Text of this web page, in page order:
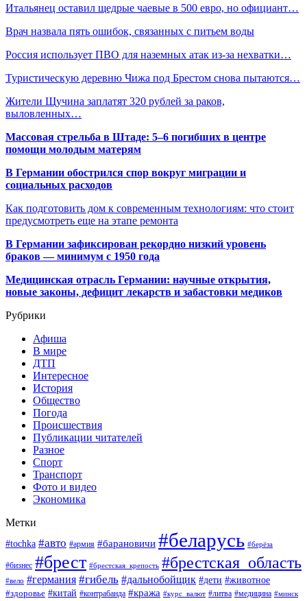
Итальянец оставил щедрые чаевые в 500 евро, но официант…
Врач назвала пять ошибок, связанных с питьем воды
Россия использует ПВО для наземных атак из-за нехватки…
Туристическую деревню Чижа под Брестом снова пытаются…
Жители Щучина заплатят 320 рублей за раков,
выловленных…
Массовая стрельба в Штаде: 5–6 погибших в центре
помощи молодым матерям
В Германии обострился спор вокруг миграции и
социальных расходов
Как подготовить дом к современным технологиям: что стоит
предусмотреть еще на этапе ремонта
В Германии зафиксирован рекордно низкий уровень
браков — минимум с 1950 года
Медицинская отрасль Германии: научные открытия,
новые законы, дефицит лекарств и забастовки медиков
Рубрики
Афиша
В мире
ДТП
Интересное
История
Общество
Погода
Происшествия
Публикации читателей
Разное
Спорт
Транспорт
Фото и видео
Экономика
Метки
#tochka #авто #армия #барановичи #беларусь #берёза
#бизнес #брест #брестская_крепость #брестская_область
#вело #германия #гибель #дальнобойщик #дети #животное
#здоровье #китай #контрабанда #кража #курс_валют #литва #медицина #минск